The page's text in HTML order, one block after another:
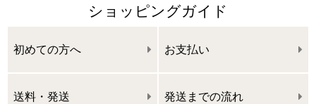
ショッピングガイド
初めての方へ お支払い
送料・発送 発送までの流れ